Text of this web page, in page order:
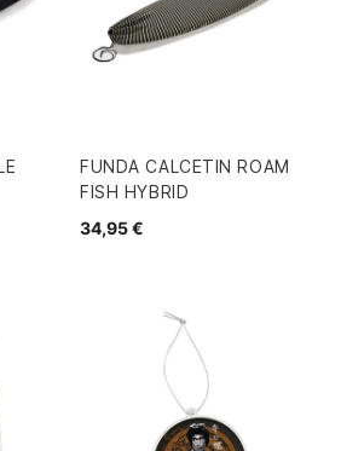
FUNDA CALCETIN ROAM
FISH HYBRID
34,95 €